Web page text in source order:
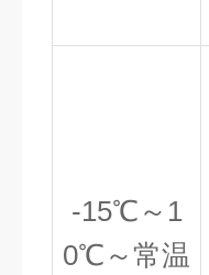
-15℃ ～ 1
0℃ ～常温